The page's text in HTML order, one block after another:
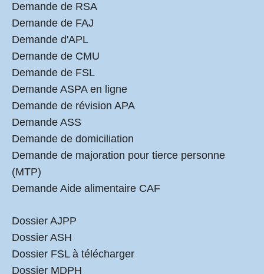
Demande de RSA
Demande de FAJ
Demande d'APL
Demande de CMU
Demande de FSL
Demande ASPA en ligne
Demande de révision APA
Demande ASS
Demande de domiciliation
Demande de majoration pour tierce personne
(MTP)
Demande Aide alimentaire CAF
Dossier AJPP
Dossier ASH
Dossier FSL à télécharger
Dossier MDPH